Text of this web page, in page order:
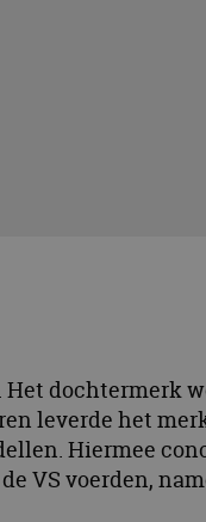
dochtermerk
leverde het
Hiermee
VS voerden,